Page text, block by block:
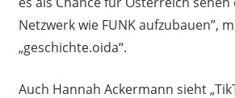
Netzwerk wie FUNK aufzubauen”,
„geschichte.oida“.
Auch Hannah Ackermann sieht